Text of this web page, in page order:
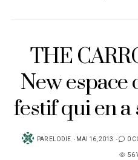
THE
New espace
festif qui en a
PAR ELODIE
PUBLIÉ
MAI 16, 2013 0
56